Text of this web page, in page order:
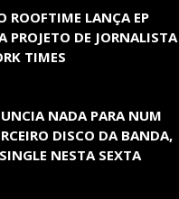
ROOFTIME LANÇA EP
PROJETO DE JORNALISTA
TIMES
NADA PARA NUM
DISCO DA BANDA,
NESTA SEXTA